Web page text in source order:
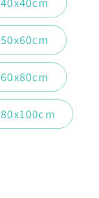
50x60cm
60x80cm
80x100cm